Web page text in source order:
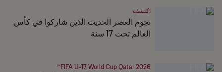
اكتشف
نجوم العصر الحديث الذين شاركوا في كأس
العالم تحت 17 سنة
FIFA U-17 World Cup Qatar 2026™